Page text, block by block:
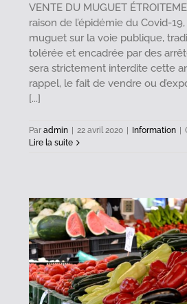
VENTE DU MUGUET
raison de l’épidémie du Covid-
muguet sur la voie publique,
tolérée et encadrée par des
sera strictement interdite cette
rappel, le fait de vendre ou
[...]
Par admin | 22 avril 2020 | Information |
Lire la suite